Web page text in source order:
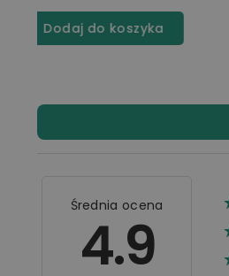
Dodaj do koszyka
Średnia ocena
4.9